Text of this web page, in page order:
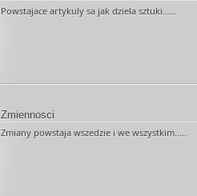
Powstajace artykuly sa jak dziela sztuki......
Zmiennosci
Zmiany powstaja wszedzie i we wszystkim.....